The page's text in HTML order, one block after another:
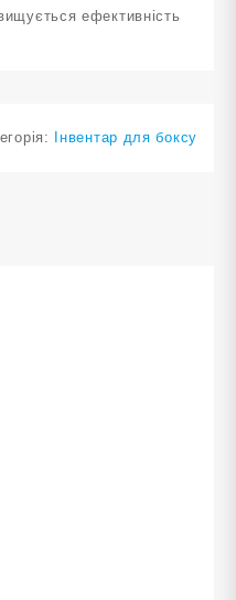
ефективність
Інвентар для боксу